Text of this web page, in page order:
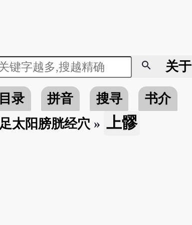
search 关于
目录 拼音 搜寻
书介
足太阳膀胱经穴 » 上髎